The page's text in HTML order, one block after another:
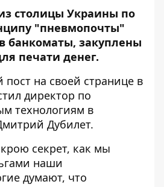
столицы Украины по
"пневмопочты"
банкоматы, закуплены
печати денег.
на своей странице в
директор по
технологиям в
Дубилет.
секрет, как мы
наши
думают, что